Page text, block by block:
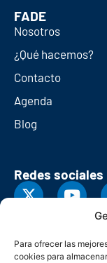
Para ofrecer las
cookies para
FADE
Nosotros
¿Qué hacemos?
Contacto
Agenda
Blog
Redes sociales